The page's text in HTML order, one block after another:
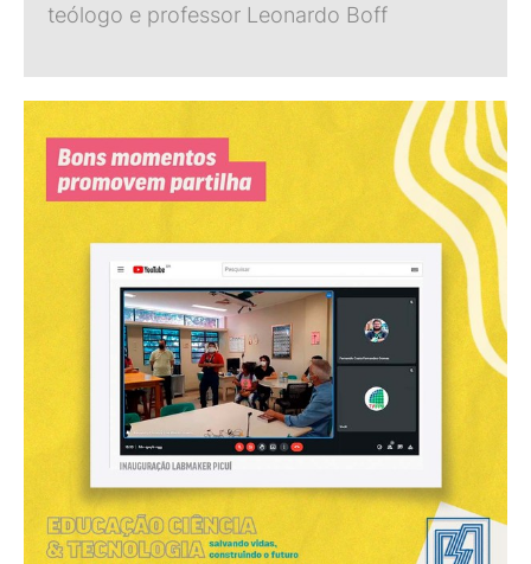
teólogo e professor Leonardo Boff